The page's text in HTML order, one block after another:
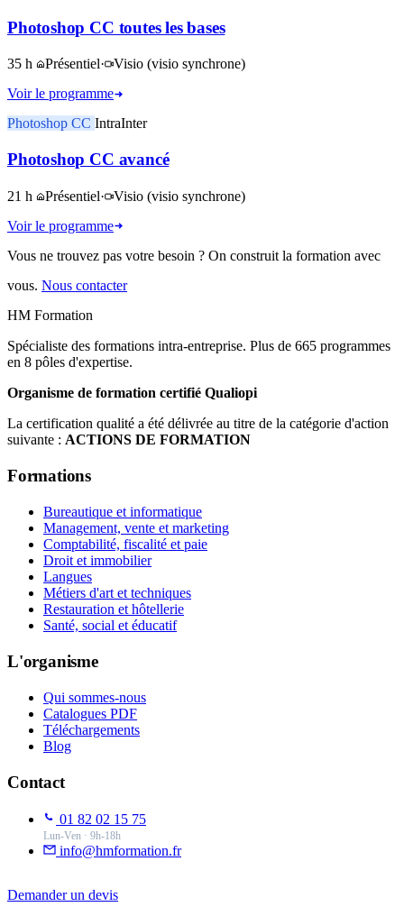
Photoshop CC toutes les bases
35 h Présentiel· Visio (visio synchrone)
Voir le programme
Photoshop CC IntraInter
Photoshop CC avancé
21 h Présentiel· Visio (visio synchrone)
Voir le programme
Vous ne trouvez pas votre besoin ? On construit la formation avec
vous. Nous contacter
HM Formation
Spécialiste des formations intra-entreprise. Plus de 665 programmes
en 8 pôles d'expertise.
Organisme de formation certifié Qualiopi
La certification qualité a été délivrée au titre de la catégorie d'action
suivante : ACTIONS DE FORMATION
Formations
Bureautique et informatique
Management, vente et marketing
Comptabilité, fiscalité et paie
Droit et immobilier
Langues
Métiers d'art et techniques
Restauration et hôtellerie
Santé, social et éducatif
L'organisme
Qui sommes-nous
Catalogues PDF
Téléchargements
Blog
Contact
01 82 02 15 75
Lun-Ven · 9h-18h
info@hmformation.fr
Demander un devis